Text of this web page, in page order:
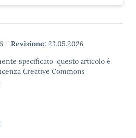
- Revisione: 23.05.2026
specificato, questo articolo è
Creative Commons